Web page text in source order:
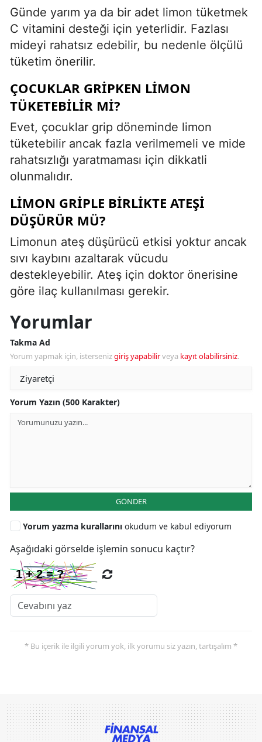
Günde yarım ya da bir adet limon tüketmek
C vitamini desteği için yeterlidir. Fazlası
mideyi rahatsız edebilir, bu nedenle ölçülü
tüketim önerilir.
ÇOCUKLAR GRIPKEN LIMON
TÜKETEBILIR MI?
Evet, çocuklar grip döneminde limon
tüketebilir ancak fazla verilmemeli ve mide
rahatsızlığı yaratmaması için dikkatli
olunmalıdır.
LIMON GRIPLE BIRLIKTE ATEŞI
DÜŞÜRÜR MÜ?
Limonun ateş düşürücü etkisi yoktur ancak
sıvı kaybını azaltarak vücudu
destekleyebilir. Ateş için doktor önerisine
göre ilaç kullanılması gerekir.
Yorumlar
Takma Ad
Yorum yapmak için, istersenizgiriş yapabilirveya kayıt olabilirsiniz.
Yorum Yazın (500 Karakter)
GÖNDER
Yorum yazma kurallarını okudum ve kabul ediyorum
Aşağıdaki görselde işlemin sonucu kaçtır?
* Bu içerik ile ilgili yorum yok, ilk yorumu siz yazın, tartışalım *